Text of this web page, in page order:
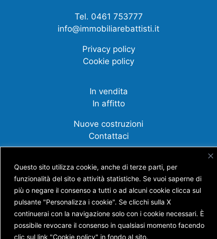
Questo sito utilizza cookie, anche di terze parti, per
funzionalità del sito e attività statistiche. Se vuoi saperne di
più o negare il consenso a tutti o ad alcuni cookie clicca sul
pulsante "Personalizza i cookie". Se clicchi sulla X
continuerai con la navigazione solo con i cookie necessari. È
possibile revocare il consenso in qualsiasi momento facendo
clic sul link "Cookie policy" in fondo al sito.
Tel. 0461 753777
info@immobiliarebattisti.it
Privacy policy
Cookie policy
In vendita
In affitto
Nuove costruzioni
Contattaci
Compravendite
Affittanza
Cessione d'azienda
Scopri tutti i nostri servizi